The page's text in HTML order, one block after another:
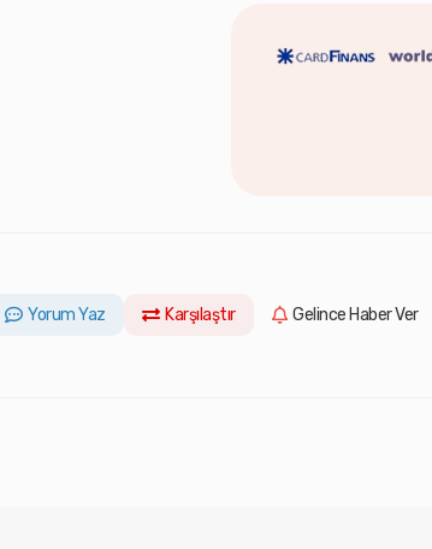
Yorum Yaz Karşılaştır Gelince Haber Ver